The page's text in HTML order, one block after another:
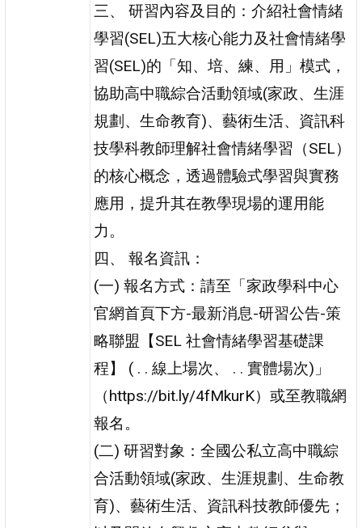
三、 研習內容及目的：介紹社會情緒
學習(SEL)五大核心能力及社會情緒學
習(SEL)的「知、培、練、用」模式，
協助高中職綜合活動領域(家政、生涯
規劃、生命教育)、藝術生活、資訊科
技學科教師理解社會情緒學習（SEL）
的核心概念，透過體驗式學習與實務
應用，提升其在教學現場的運用能
力。
四、 報名資訊：
(一) 報名方式：請至「家政學科中心
官網首頁下方-最新消息-研習公告-策
略聯盟【SEL 社會情緒學習基礎課
程】 ( . . 線上場次、 . . 實體場次)」
（https://bit.ly/4fMkurK）或至教職網
報名。
(二) 研習對象：全國公私立高中職綜
合活動領域(家政、生涯規劃、生命教
育)、藝術生活、資訊科技教師優先；